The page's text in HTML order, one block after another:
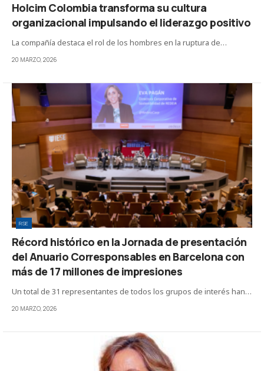
Holcim Colombia transforma su cultura
organizacional impulsando el liderazgo positivo
La compañía destaca el rol de los hombres en la ruptura de…
20 MARZO, 2026
RSE
Récord histórico en la Jornada de presentación
del Anuario Corresponsables en Barcelona con
más de 17 millones de impresiones
Un total de 31 representantes de todos los grupos de interés han…
20 MARZO, 2026